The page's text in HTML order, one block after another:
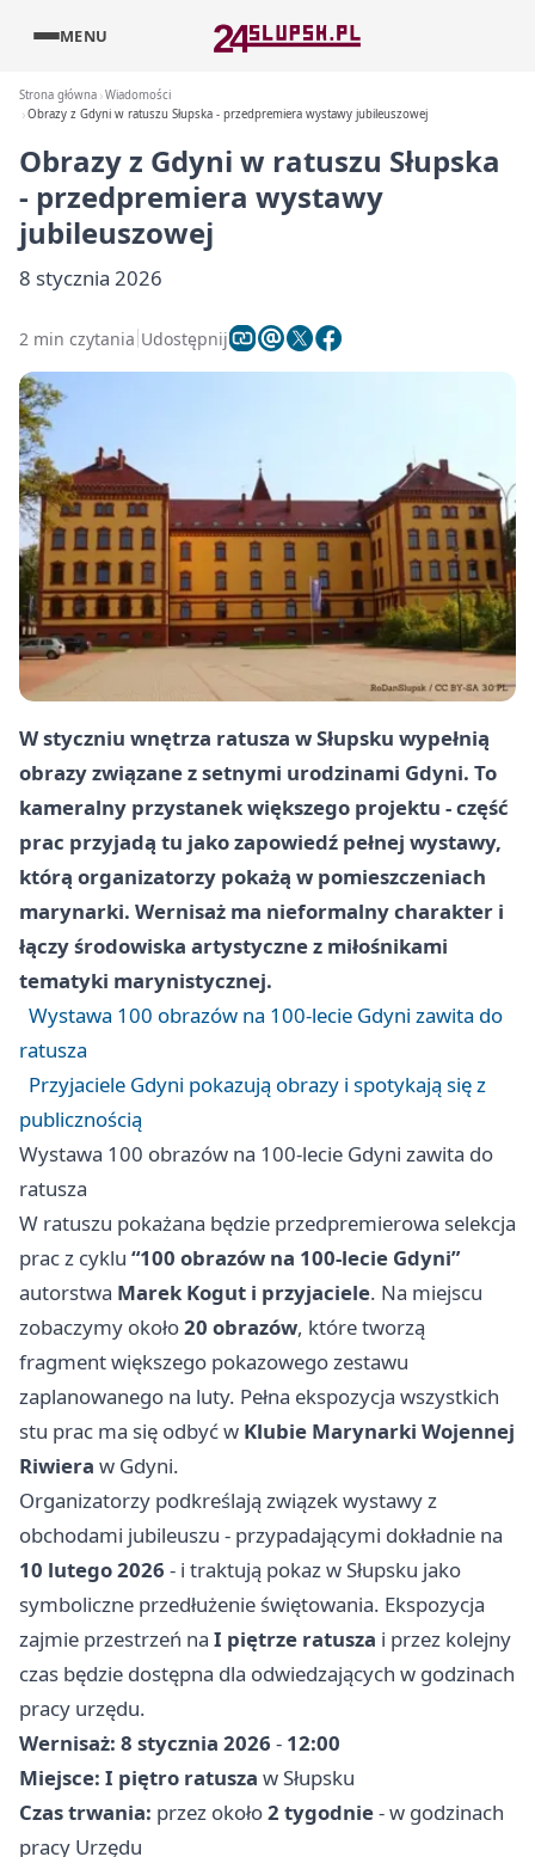
MENU
Strona główna Wiadomości
Obrazy z Gdyni w ratuszu Słupska - przedpremiera wystawy jubileuszowej
Obrazy z Gdyni w ratuszu Słupska
- przedpremiera wystawy
jubileuszowej
8 stycznia 2026
2 min czytania Udostępnij
W styczniu wnętrza ratusza w Słupsku wypełnią
obrazy związane z setnymi urodzinami Gdyni. To
kameralny przystanek większego projektu - część
prac przyjadą tu jako zapowiedź pełnej wystawy,
którą organizatorzy pokażą w pomieszczeniach
marynarki. Wernisaż ma nieformalny charakter i
łączy środowiska artystyczne z miłośnikami
tematyki marynistycznej.
Wystawa 100 obrazów na 100-lecie Gdyni zawita do
ratusza
Przyjaciele Gdyni pokazują obrazy i spotykają się z
publicznością
Wystawa 100 obrazów na 100-lecie Gdyni zawita do
ratusza
W ratuszu pokażana będzie przedpremierowa selekcja
prac z cyklu “100 obrazów na 100-lecie Gdyni”
autorstwa Marek Kogut i przyjaciele. Na miejscu
zobaczymy około20 obrazów, które tworzą
fragment większego pokazowego zestawu
zaplanowanego na luty. Pełna ekspozycja wszystkich
stu prac ma się odbyć w Klubie Marynarki Wojennej
Riwiera w Gdyni.
Organizatorzy podkreślają związek wystawy z
obchodami jubileuszu - przypadającymi dokładnie na
10 lutego 2026 - i traktują pokaz w Słupsku jako
symboliczne przedłużenie świętowania. Ekspozycja
zajmie przestrzeń na I piętrze ratusza i przez kolejny
czas będzie dostępna dla odwiedzających w godzinach
pracy urzędu.
Wernisaż: 8 stycznia 2026 - 12:00
Miejsce: I piętro ratusza w Słupsku
Czas trwania: przez około2 tygodnie- w godzinach
pracy Urzędu